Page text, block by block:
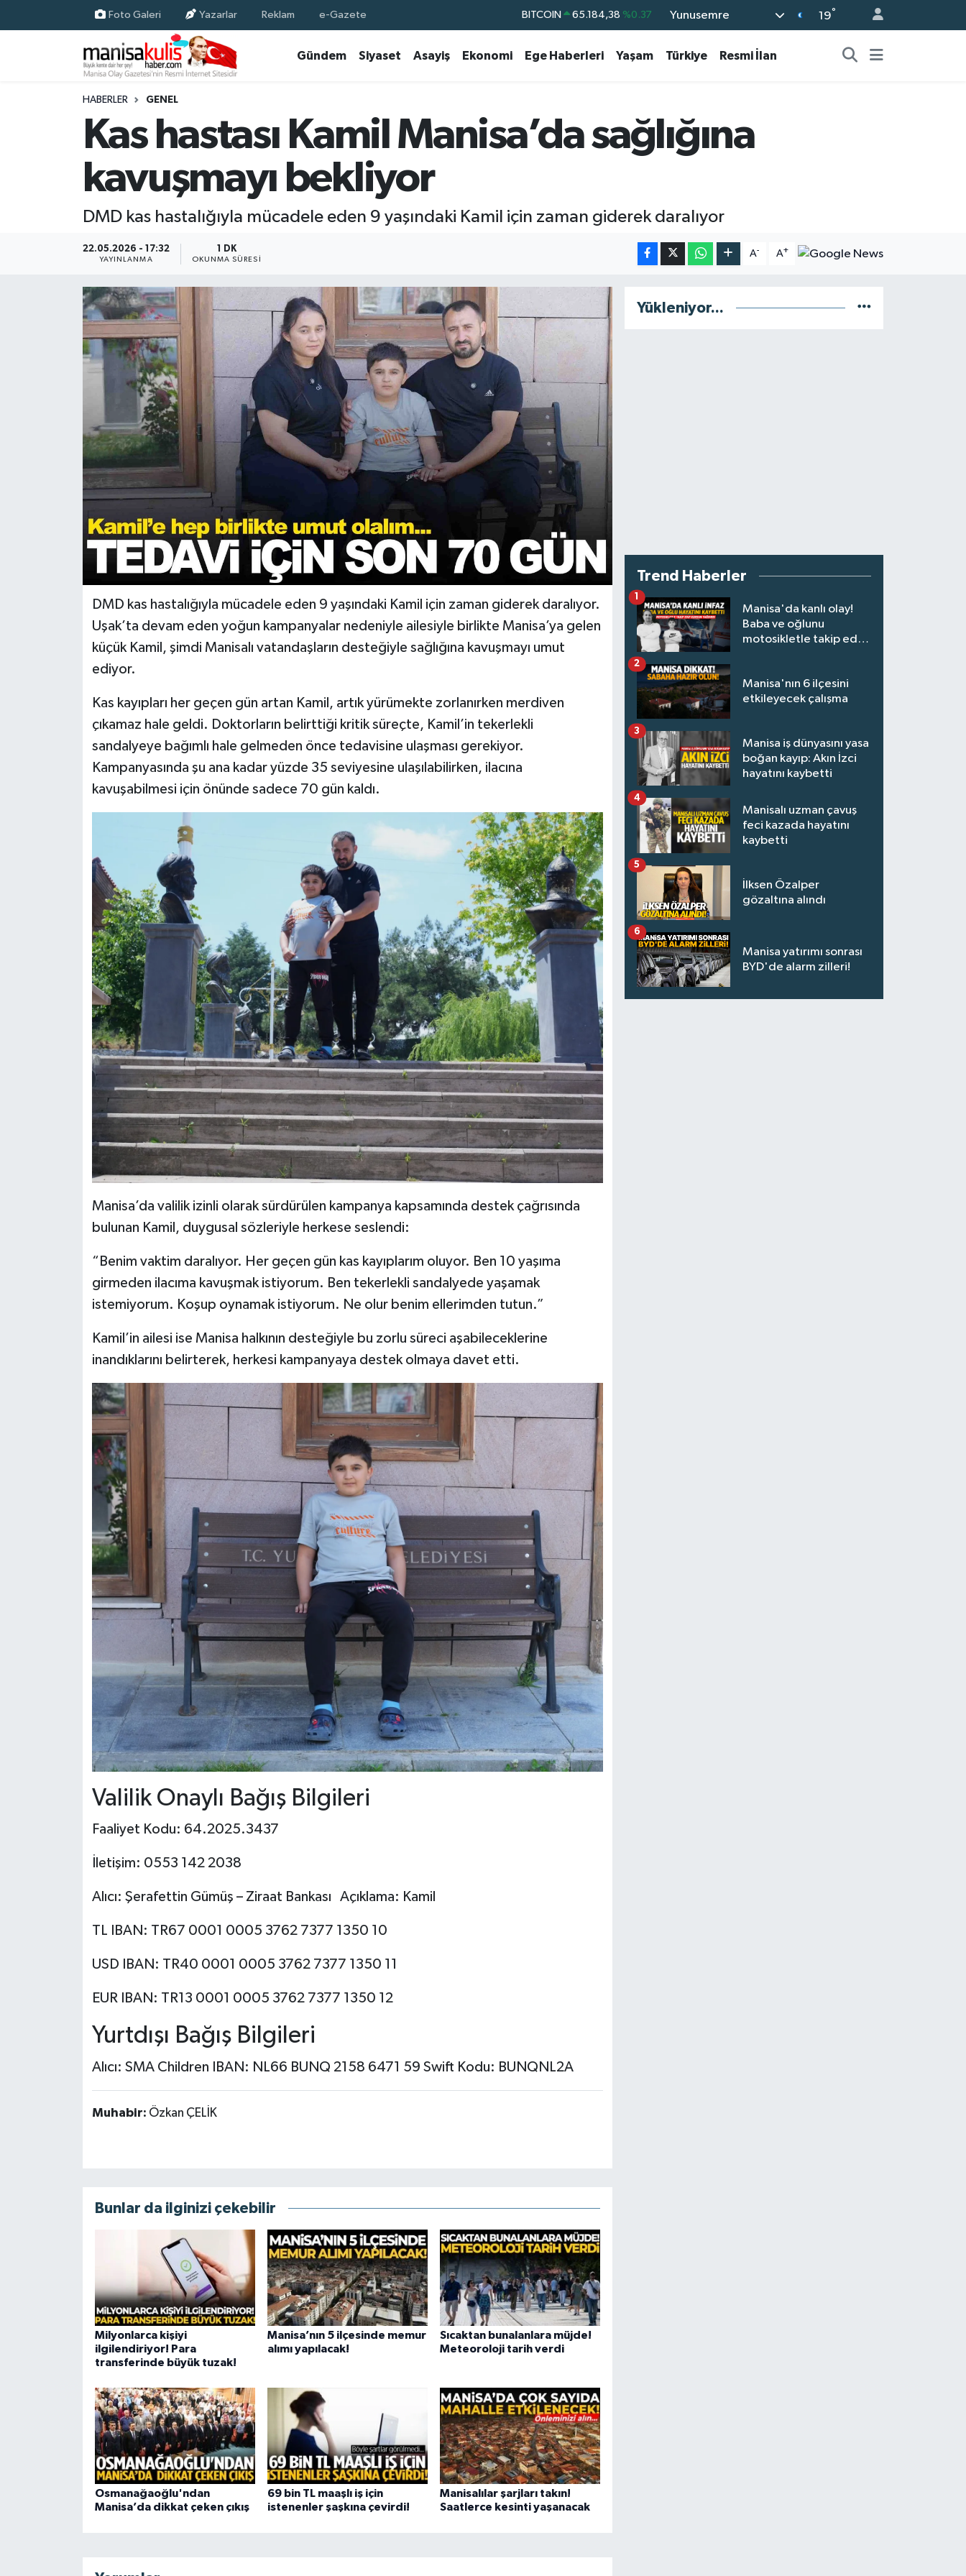
Foto Galeri Yazarlar Reklam e-Gazete DOLAR 47,7239 %0.01
BİST100 %-14
BITCOIN 65.184,38 %0.37
Yunusemre 19°
Gündem Siyaset Asayiş Ekonomi Ege Haberleri Yaşam Türkiye Resmi İlan
HABERLER GENEL
Kas hastası Kamil Manisa’da sağlığına
kavuşmayı bekliyor
DMD kas hastalığıyla mücadele eden 9 yaşındaki Kamil için zaman giderek daralıyor
22.05.2026 - 17:32
YAYINLANMA
1 DK
OKUNMA SÜRESI
A- A+
DMD kas hastalığıyla mücadele eden 9 yaşındaki Kamil için zaman giderek daralıyor.
Uşak’ta devam eden yoğun kampanyalar nedeniyle ailesiyle birlikte Manisa’ya gelen
küçük Kamil, şimdi Manisalı vatandaşların desteğiyle sağlığına kavuşmayı umut
ediyor.
Kas kayıpları her geçen gün artan Kamil, artık yürümekte zorlanırken merdiven
çıkamaz hale geldi. Doktorların belirttiği kritik süreçte, Kamil’in tekerlekli
sandalyeye bağımlı hale gelmeden önce tedavisine ulaşması gerekiyor.
Kampanyasında şu ana kadar yüzde 35 seviyesine ulaşılabilirken, ilacına
kavuşabilmesi için önünde sadece 70 gün kaldı.
Manisa’da valilik izinli olarak sürdürülen kampanya kapsamında destek çağrısında
bulunan Kamil, duygusal sözleriyle herkese seslendi:
“Benim vaktim daralıyor. Her geçen gün kas kayıplarım oluyor. Ben 10 yaşıma
girmeden ilacıma kavuşmak istiyorum. Ben tekerlekli sandalyede yaşamak
istemiyorum. Koşup oynamak istiyorum. Ne olur benim ellerimden tutun.”
Kamil’in ailesi ise Manisa halkının desteğiyle bu zorlu süreci aşabileceklerine
inandıklarını belirterek, herkesi kampanyaya destek olmaya davet etti.
Valilik Onaylı Bağış Bilgileri
Faaliyet Kodu: 64.2025.3437
İletişim: 0553 142 2038
Alıcı: Şerafettin Gümüş – Ziraat Bankası Açıklama: Kamil
TL IBAN: TR67 0001 0005 3762 7377 1350 10
USD IBAN: TR40 0001 0005 3762 7377 1350 11
EUR IBAN: TR13 0001 0005 3762 7377 1350 12
Yurtdışı Bağış Bilgileri
Alıcı: SMA Children IBAN: NL66 BUNQ 2158 6471 59 Swift Kodu: BUNQNL2A
Muhabir: Özkan ÇELİK
Bunlar da ilginizi çekebilir
Milyonlarca kişiyi
ilgilendiriyor! Para
transferinde büyük tuzak!
Manisa’nın 5 ilçesinde memur
alımı yapılacak!
Sıcaktan bunalanlara müjde!
Meteoroloji tarih verdi
Osmanağaoğlu'ndan
Manisa’da dikkat çeken çıkış
69 bin TL maaşlı iş için
istenenler şaşkına çevirdi!
Manisalılar şarjları takın!
Saatlerce kesinti yaşanacak
Yükleniyor...
Trend Haberler
Manisa'da kanlı olay!
Baba ve oğlunu
motosikletle takip edip
1
Manisa'nın 6 ilçesini
etkileyecek çalışma
2
Manisa iş dünyasını yasa
boğan kayıp: Akın İzci
hayatını kaybetti
3
Manisalı uzman çavuş
feci kazada hayatını
kaybetti
4
İlksen Özalper
gözaltına alındı
5
Manisa yatırımı sonrası
BYD'de alarm zilleri!
6
Yunusemre Nöbetçi Eczaneler
Yunusemre Trafik Yoğunluk Haritası
Süper Lig Puan Durumu ve Fikstür